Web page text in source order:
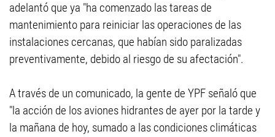
adelantó que ya "ha comenzado las tareas de
mantenimiento para reiniciar las operaciones de las
instalaciones cercanas, que habían sido paralizadas
preventivamente, debido al riesgo de su afectación".
A través de un comunicado, la gente de YPF señaló que
"la acción de los aviones hidrantes de ayer por la tarde y
la mañana de hoy, sumado a las condiciones climáticas